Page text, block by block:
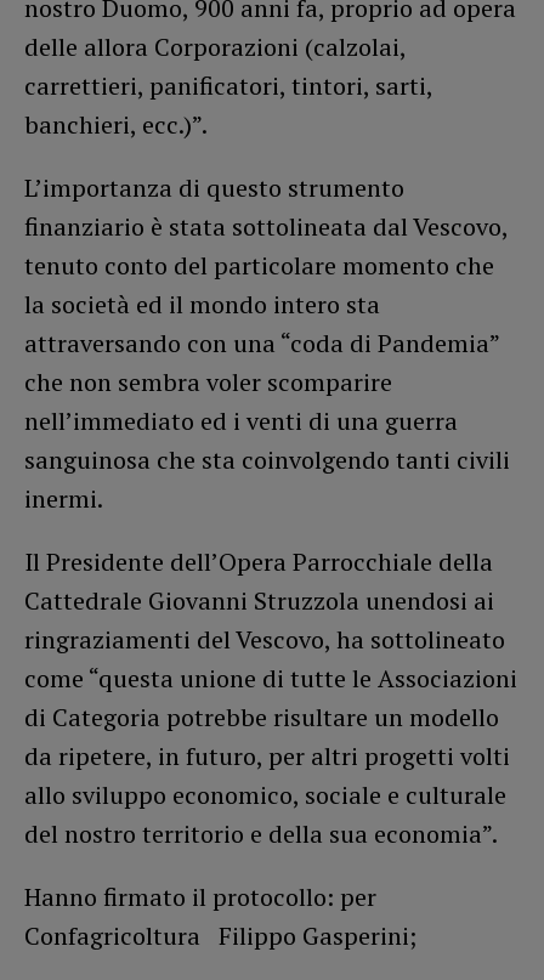
nostro Duomo, 900 anni fa, proprio ad opera
delle allora Corporazioni (calzolai,
carrettieri, panificatori, tintori, sarti,
banchieri, ecc.)”.
L’importanza di questo strumento
finanziario è stata sottolineata dal Vescovo,
tenuto conto del particolare momento che
la società ed il mondo intero sta
attraversando con una “coda di Pandemia”
che non sembra voler scomparire
nell’immediato ed i venti di una guerra
sanguinosa che sta coinvolgendo tanti civili
inermi.
Il Presidente dell’Opera Parrocchiale della
Cattedrale Giovanni Struzzola unendosi ai
ringraziamenti del Vescovo, ha sottolineato
come “questa unione di tutte le Associazioni
di Categoria potrebbe risultare un modello
da ripetere, in futuro, per altri progetti volti
allo sviluppo economico, sociale e culturale
del nostro territorio e della sua economia”.
Hanno firmato il protocollo: per
Confagricoltura Filippo Gasperini;